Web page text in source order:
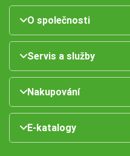
O společnosti
Servis a služby
Nakupování
E-katalogy